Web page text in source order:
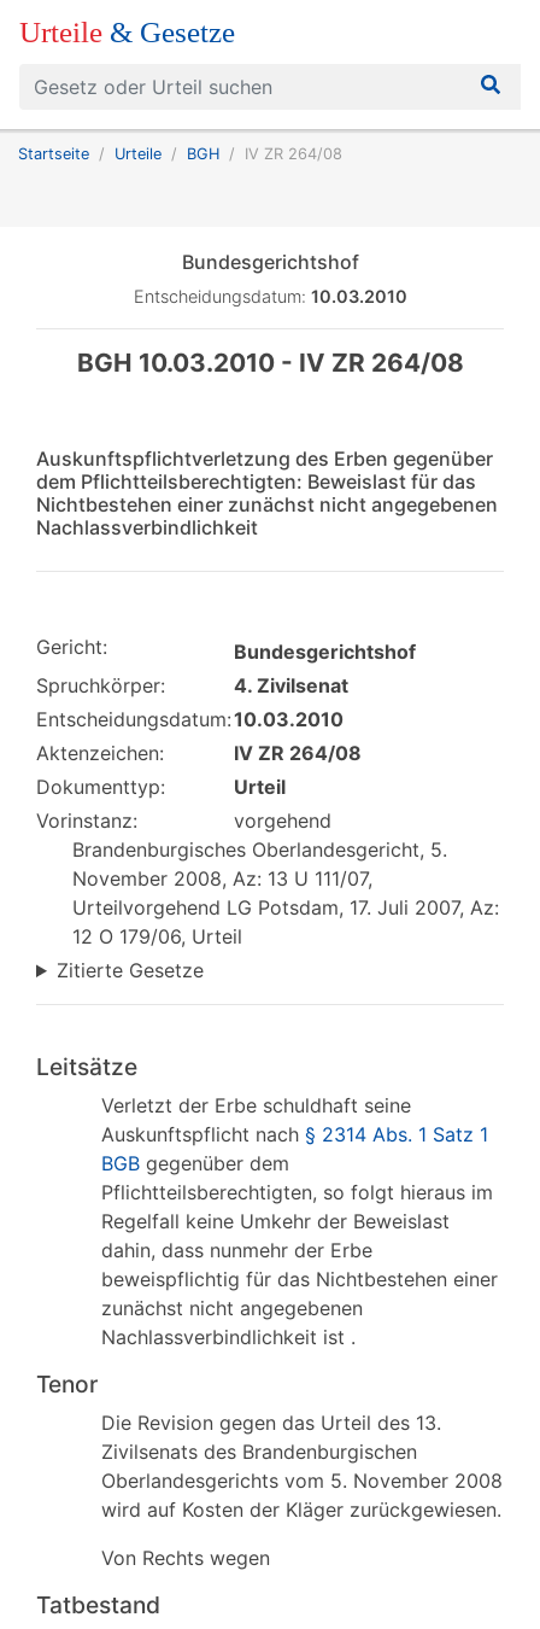
Urteile & Gesetze
Startseite Urteile BGH IV ZR 264/08
Bundesgerichtshof
Entscheidungsdatum: 10.03.2010
BGH 10.03.2010 - IV ZR 264/08
Auskunftspflichtverletzung des Erben gegenüber
dem Pflichtteilsberechtigten: Beweislast für das
Nichtbestehen einer zunächst nicht angegebenen
Nachlassverbindlichkeit
Gericht:
Bundesgerichtshof
Spruchkörper:
4. Zivilsenat
Entscheidungsdatum:10.03.2010
Aktenzeichen:
IV ZR 264/08
Dokumenttyp:
Urteil
Vorinstanz:
vorgehend
Brandenburgisches Oberlandesgericht, 5.
November 2008, Az: 13 U 111/07,
Urteilvorgehend LG Potsdam, 17. Juli 2007, Az:
12 O 179/06, Urteil
Zitierte Gesetze
Leitsätze
Verletzt der Erbe schuldhaft seine
Auskunftspflicht nach § 2314 Abs. 1 Satz 1
BGB gegenüber dem
Pflichtteilsberechtigten, so folgt hieraus im
Regelfall keine Umkehr der Beweislast
dahin, dass nunmehr der Erbe
beweispflichtig für das Nichtbestehen einer
zunächst nicht angegebenen
Nachlassverbindlichkeit ist .
Tenor
Die Revision gegen das Urteil des 13.
Zivilsenats des Brandenburgischen
Oberlandesgerichts vom 5. November 2008
wird auf Kosten der Kläger zurückgewiesen.
Von Rechts wegen
Tatbestand